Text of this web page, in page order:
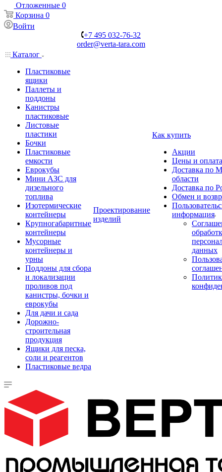
Отложенные 0
Корзина 0
Войти
+7 495 032-76-32
order@verta-tara.com
Каталог
Пластиковые
ящики
Паллеты и
поддоны
Канистры
пластиковые
Листовые
пластики
Бочки
Пластиковые
емкости
Еврокубы
Мини АЗС для
дизельного
топлива
Изотермические
контейнеры
Крупногабаритные
контейнеры
Мусорные
контейнеры и
урны
Поддоны для сбора
и локализации
проливов под
канистры, бочки и
еврокубы
Для дачи и сада
Дорожно-
строительная
продукция
Ящики для песка,
соли и реагентов
Пластиковые ведра
Проектирование
изделий
Как купить
Акции
Цены и оплата
Доставка по
области
Доставка по
Обмен и
информация
данных